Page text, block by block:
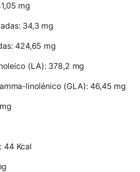
mg
34,3 mg
424,65 mg
(LA): 378,2 mg
linolénico (GLA): 46,45 mg
44 Kcal